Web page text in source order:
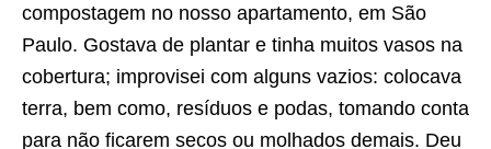
compostagem no nosso apartamento, em São
Paulo. Gostava de plantar e tinha muitos vasos na
cobertura; improvisei com alguns vazios: colocava
terra, bem como, resíduos e podas, tomando conta
para não ficarem secos ou molhados demais. Deu